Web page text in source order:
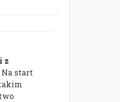
z
Na start